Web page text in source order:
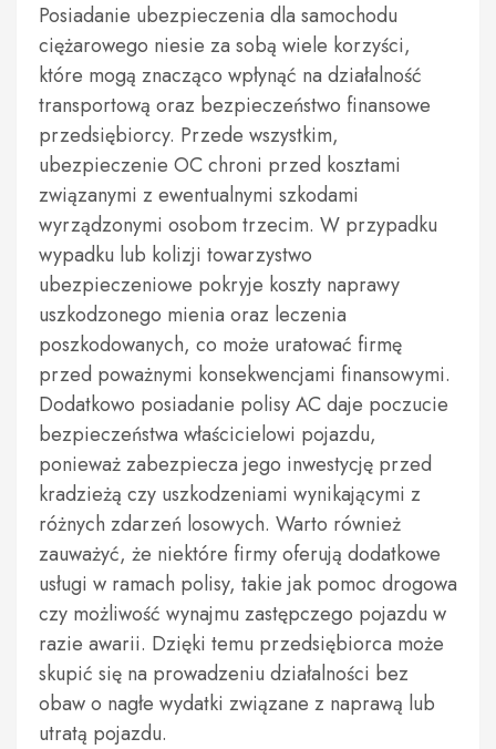
Posiadanie ubezpieczenia dla samochodu
ciężarowego niesie za sobą wiele korzyści,
które mogą znacząco wpłynąć na działalność
transportową oraz bezpieczeństwo finansowe
przedsiębiorcy. Przede wszystkim,
ubezpieczenie OC chroni przed kosztami
związanymi z ewentualnymi szkodami
wyrządzonymi osobom trzecim. W przypadku
wypadku lub kolizji towarzystwo
ubezpieczeniowe pokryje koszty naprawy
uszkodzonego mienia oraz leczenia
poszkodowanych, co może uratować firmę
przed poważnymi konsekwencjami finansowymi.
Dodatkowo posiadanie polisy AC daje poczucie
bezpieczeństwa właścicielowi pojazdu,
ponieważ zabezpiecza jego inwestycję przed
kradzieżą czy uszkodzeniami wynikającymi z
różnych zdarzeń losowych. Warto również
zauważyć, że niektóre firmy oferują dodatkowe
usługi w ramach polisy, takie jak pomoc drogowa
czy możliwość wynajmu zastępczego pojazdu w
razie awarii. Dzięki temu przedsiębiorca może
skupić się na prowadzeniu działalności bez
obaw o nagłe wydatki związane z naprawą lub
utratą pojazdu.